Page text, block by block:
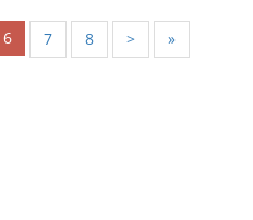
6 7 8 > »